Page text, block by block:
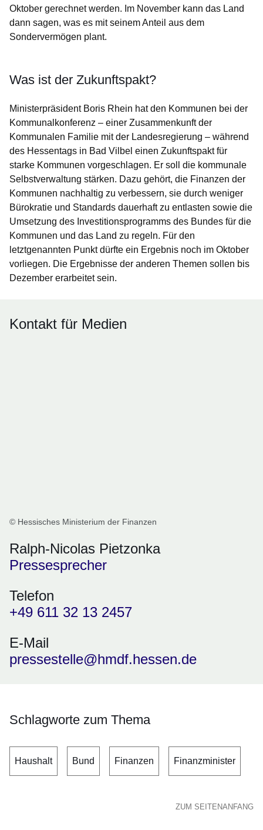
Oktober gerechnet werden. Im November kann das Land
dann sagen, was es mit seinem Anteil aus dem
Sondervermögen plant.
Was ist der Zukunftspakt?
Ministerpräsident Boris Rhein hat den Kommunen bei der
Kommunalkonferenz – einer Zusammenkunft der
Kommunalen Familie mit der Landesregierung – während
des Hessentags in Bad Vilbel einen Zukunftspakt für
starke Kommunen vorgeschlagen. Er soll die kommunale
Selbstverwaltung stärken. Dazu gehört, die Finanzen der
Kommunen nachhaltig zu verbessern, sie durch weniger
Bürokratie und Standards dauerhaft zu entlasten sowie die
Umsetzung des Investitionsprogramms des Bundes für die
Kommunen und das Land zu regeln. Für den
letztgenannten Punkt dürfte ein Ergebnis noch im Oktober
vorliegen. Die Ergebnisse der anderen Themen sollen bis
Dezember erarbeitet sein.
Kontakt für Medien
© Hessisches Ministerium der Finanzen
Ralph-Nicolas Pietzonka
Pressesprecher
Telefon
+49 611 32 13 2457
E-Mail
pressestelle@hmdf.hessen.de
Schlagworte zum Thema
Haushalt Bund Finanzen Finanzminister
ZUM SEITENANFANG